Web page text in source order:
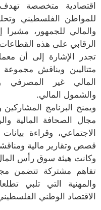
اقتصادية متخصصة
للمواطن الفلسطيني
والمالي للجمهور، مشيرا
الرقابي على هذه
تجدر الإشارة إلى أن
متتاليين ويناقش
المالي غير المصرفي
والشمول المالي.
ويمنح البرنامج
مجال الصحافة المالية
الاجتماعي، وقراءة
قصص وتقارير مالية
وكانت هيئة سوق رأس
تفاهم مشتركة تتضمن
والمهنية التي تلبي
الاقتصاد الوطني